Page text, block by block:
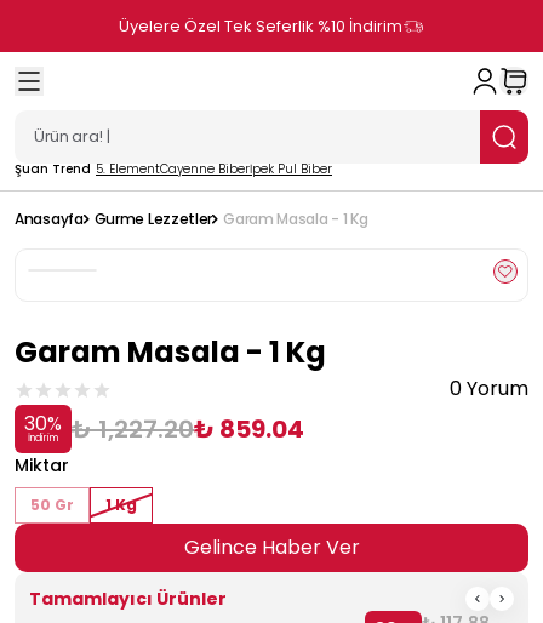
Üyelere Özel Tek Seferlik %10 İndirim
Şuan Trend 5. ElementCayenne Biberİpek Pul Biber
Anasayfa Gurme Lezzetler Garam Masala - 1 Kg
Garam Masala - 1 Kg
0 Yorum
30%
İndirim ₺ 1,227.20₺ 859.04
Miktar
50 Gr 1 Kg
Gelince Haber Ver
Tamamlayıcı Ürünler